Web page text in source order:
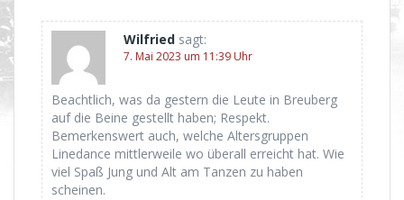
Wilfried sagt:
7. Mai 2023 um 11:39 Uhr
Beachtlich, was da gestern die Leute in Breuberg
auf die Beine gestellt haben; Respekt.
Bemerkenswert auch, welche Altersgruppen
Linedance mittlerweile wo überall erreicht hat. Wie
viel Spaß Jung und Alt am Tanzen zu haben
scheinen.